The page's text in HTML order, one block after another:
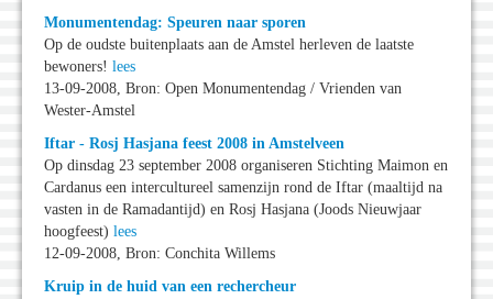
Monumentendag: Speuren naar sporen
Op de oudste buitenplaats aan de Amstel herleven de laatste
bewoners! lees
13-09-2008, Bron: Open Monumentendag / Vrienden van
Wester-Amstel
Iftar - Rosj Hasjana feest 2008 in Amstelveen
Op dinsdag 23 september 2008 organiseren Stichting Maimon en
Cardanus een intercultureel samenzijn rond de Iftar (maaltijd na
vasten in de Ramadantijd) en Rosj Hasjana (Joods Nieuwjaar
hoogfeest) lees
12-09-2008, Bron: Conchita Willems
Kruip in de huid van een rechercheur